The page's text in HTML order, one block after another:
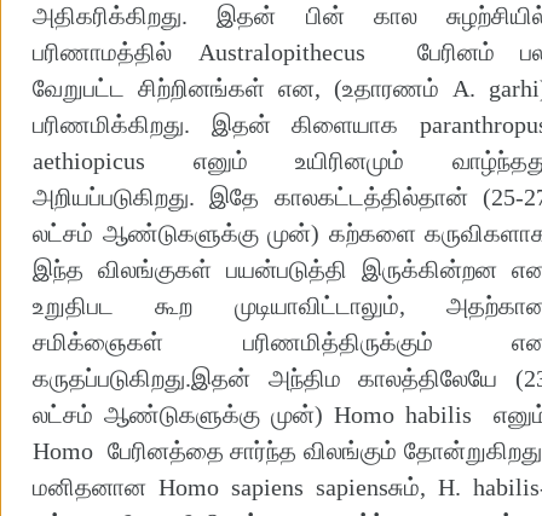
அதிகரிக்கிறது. இதன் பின் கால
பரிணாமத்தில் Australopithecus பேரினம்
வேறுபட்ட சிற்றினங்கள் என, (உதாரணம் A.
பரிணமிக்கிறது. இதன் கிளையாக
aethiopicus எனும் உயிரினமும்
அறியப்படுகிறது. இதே காலகட்டத்தில்தான் (25-
லட்சம் ஆண்டுகளுக்கு முன்) கற்களை
இந்த விலங்குகள் பயன்படுத்தி இருக்கின்றன
உறுதிபட கூற முடியாவிட்டாலும்,
சமிக்ஞைகள் பரிணமித்திருக்கும்
கருதப்படுகிறது.இதன் அந்திம காலத்திலேயே
லட்சம் ஆண்டுகளுக்கு முன்) Homo habilis
Homo பேரினத்தை சார்ந்த விலங்கும்
மனிதனான Homo sapiens sapiensசும், H.